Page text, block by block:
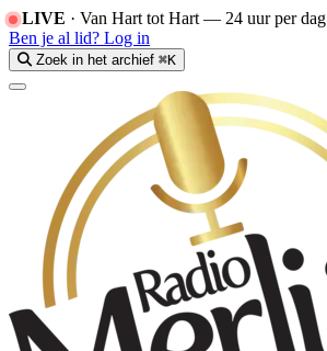
LIVE · Van Hart tot Hart — 24 uur per dag
Ben je al lid? Log in
Zoek in het archief ⌘K